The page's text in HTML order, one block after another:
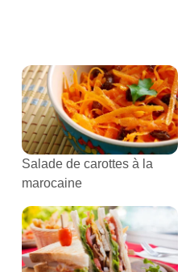
Salade de carottes à la
marocaine